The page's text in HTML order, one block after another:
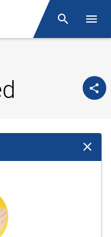
Otsing
Sulge